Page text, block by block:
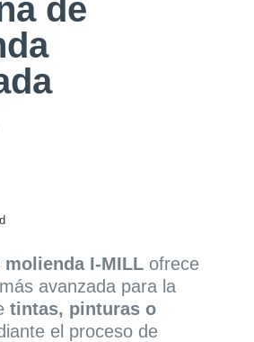
de
molienda I-MILLofrece
avanzada para la
tintas, pinturas o
el proceso de